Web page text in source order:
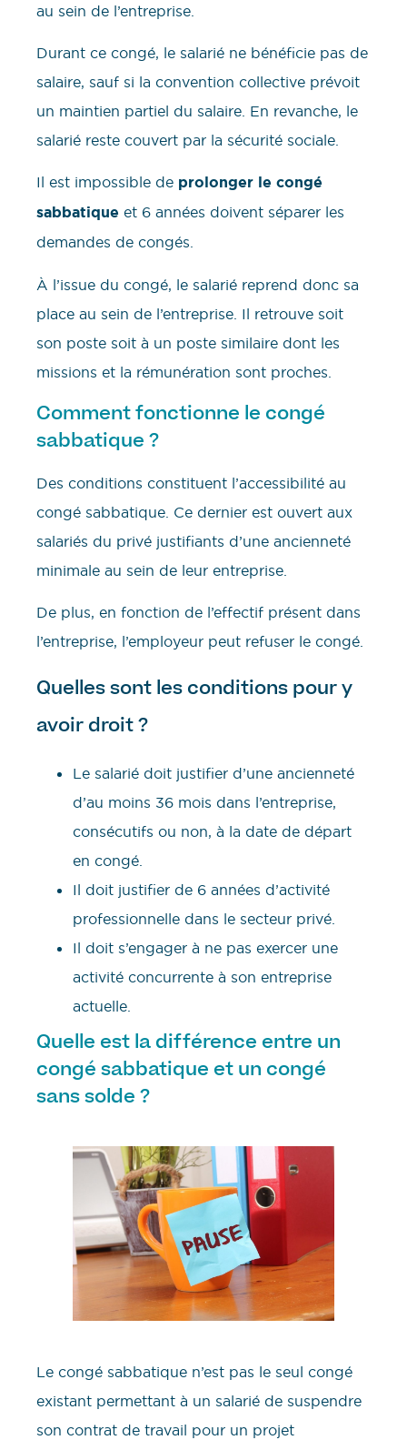
au sein de l’entreprise.
Durant ce congé, le salarié ne bénéficie pas de
salaire, sauf si la convention collective prévoit
un maintien partiel du salaire. En revanche, le
salarié reste couvert par la sécurité sociale.
Il est impossible de prolonger le congé
sabbatique et 6 années doivent séparer les
demandes de congés.
À l’issue du congé, le salarié reprend donc sa
place au sein de l’entreprise. Il retrouve soit
son poste soit à un poste similaire dont les
missions et la rémunération sont proches.
Comment fonctionne le congé
sabbatique ?
Des conditions constituent l’accessibilité au
congé sabbatique. Ce dernier est ouvert aux
salariés du privé justifiants d’une ancienneté
minimale au sein de leur entreprise.
De plus, en fonction de l’effectif présent dans
l’entreprise, l’employeur peut refuser le congé.
Quelles sont les conditions pour y
avoir droit ?
Le salarié doit justifier d’une ancienneté
d’au moins 36 mois dans l’entreprise,
consécutifs ou non, à la date de départ
en congé.
Il doit justifier de 6 années d’activité
professionnelle dans le secteur privé.
Il doit s’engager à ne pas exercer une
activité concurrente à son entreprise
actuelle.
Quelle est la différence entre un
congé sabbatique et un congé
sans solde ?
Le congé sabbatique n’est pas le seul congé
existant permettant à un salarié de suspendre
son contrat de travail pour un projet